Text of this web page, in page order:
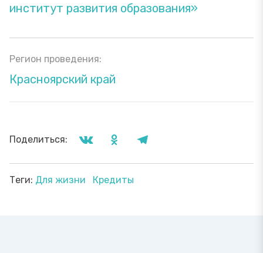
институт развития образования»
Регион проведения:
Красноярский край
Поделиться:
Теги: Для жизни Кредиты